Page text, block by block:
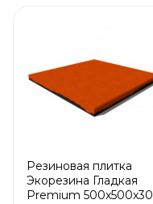
Резиновая плитка
Экорезина Гладкая
Premium 500x500x30